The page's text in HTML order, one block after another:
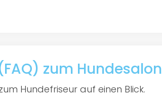
zum Hundesalon
Hundefriseur auf einen Blick.